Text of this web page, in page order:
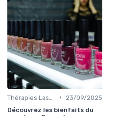
•
23/09/2025
Découvrez les bienfaits du